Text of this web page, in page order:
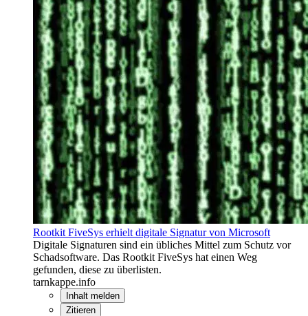
Rootkit FiveSys erhielt digitale Signatur von Microsoft
Digitale Signaturen sind ein übliches Mittel zum Schutz vor
Schadsoftware. Das Rootkit FiveSys hat einen Weg
gefunden, diese zu überlisten.
tarnkappe.info
Inhalt melden
Zitieren